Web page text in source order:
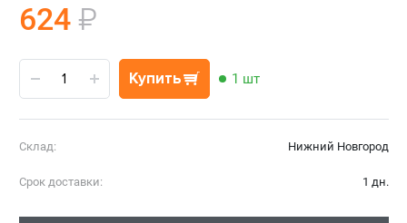
624 ₽
Купить 1 шт
Склад: Нижний Новгород
Срок доставки: 1 дн.